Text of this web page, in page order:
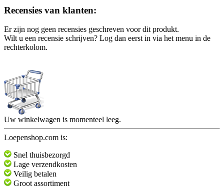
Recensies van klanten:
Er zijn nog geen recensies geschreven voor dit produkt.
Wilt u een recensie schrijven? Log dan eerst in via het menu in de
rechterkolom.
Uw winkelwagen is momenteel leeg.
Loepenshop.com is:
Snel thuisbezorgd
Lage verzendkosten
Veilig betalen
Groot assortiment